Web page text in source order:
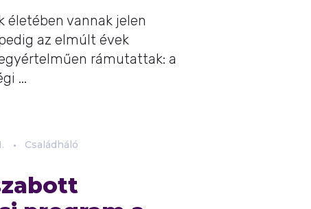
életében vannak jelen
az elmúlt évek
rámutattak: a
...
Családháló